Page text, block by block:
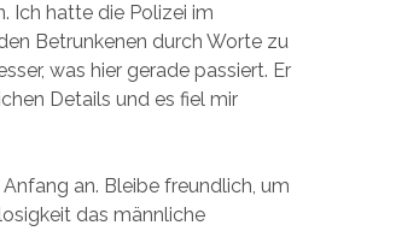
Ich hatte die Polizei im
Betrunkenen durch Worte zu
was hier gerade passiert. Er
Details und es fiel mir
an. Bleibe freundlich, um
das männliche